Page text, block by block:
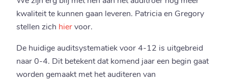
kwaliteit te kunnen gaan leveren. Patricia en Gregory
stellen zich hier voor.
De huidige auditsystematiek voor 4-12 is uitgebreid
naar 0-4. Dit betekent dat komend jaar een begin gaat
worden gemaakt met het auditeren van